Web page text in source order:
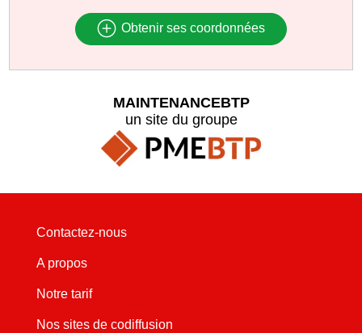
Obtenir ses coordonnées
MAINTENANCEBTP
un site du groupe
Contactez-nous
A propos
Notre tarif
Nos sites de codiffusion